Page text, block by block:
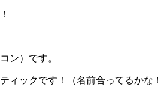
ン）です。
ィックです！（名前合ってるかな